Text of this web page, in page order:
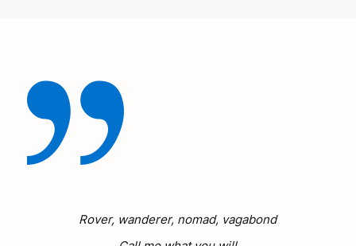
Rover, wanderer, nomad, vagabond